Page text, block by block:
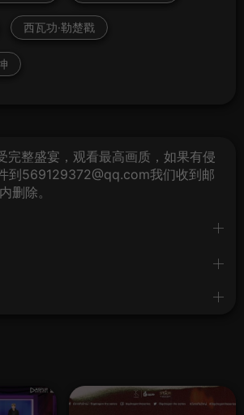
西瓦功·勒楚戳
完整盛宴，观看最高画质，如果有侵
到569129372@qq.com我们收到邮
删除。